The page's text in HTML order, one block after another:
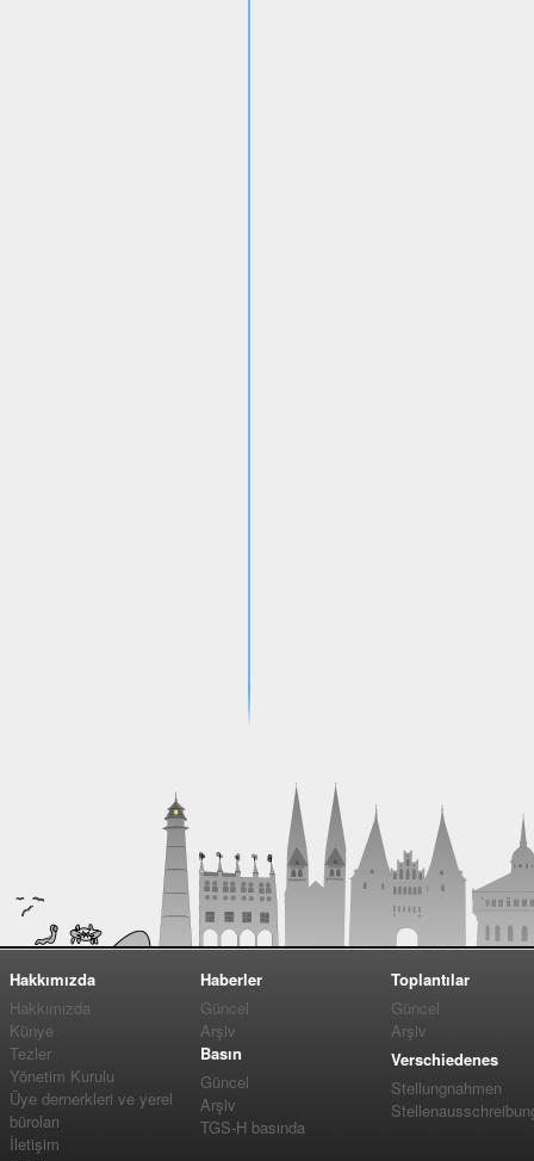
Hakkımızda
Hakkımızda
Künye
Tezler
Yönetim Kurulu
Üye dernerkleri ve yerel
büroları
İletişim
Haberler
Güncel
Arşiv
Basın
Güncel
Arşiv
TGS-H basında
Toplantılar
Güncel
Arşiv
Verschiedenes
Stellungnahmen